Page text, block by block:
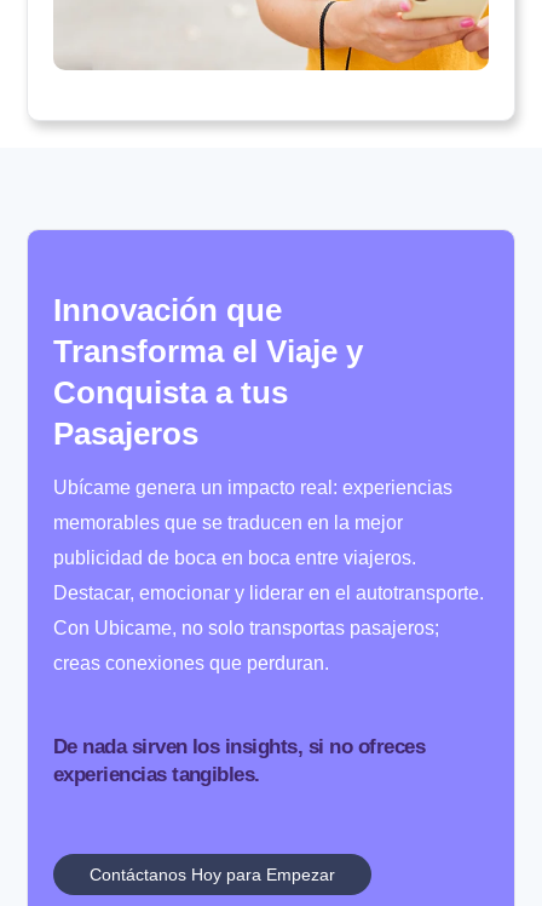
Innovación que
Transforma el Viaje y
Conquista a tus
Pasajeros
Ubícame genera un impacto real: experiencias
memorables que se traducen en la mejor
publicidad de boca en boca entre viajeros.
Destacar, emocionar y liderar en el autotransporte.
Con Ubicame, no solo transportas pasajeros;
creas conexiones que perduran.
De nada sirven los insights, si no ofreces
experiencias tangibles.
Contáctanos Hoy para Empezar